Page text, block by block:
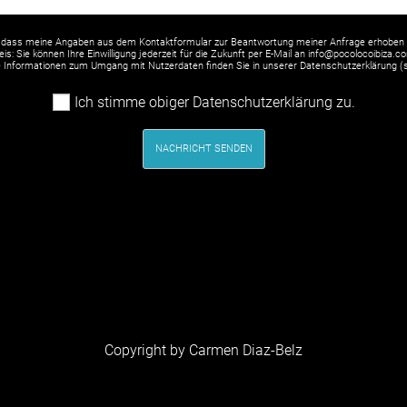
meine Angaben aus dem Kontaktformular zur Beantwortung meiner Anfrage
Sie können Ihre Einwilligung jederzeit für die Zukunft per E-Mail an
Informationen zum Umgang mit Nutzerdaten finden Sie in unserer Datenschutzerklärung
Ich stimme obiger Datenschutzerklärung zu.
NACHRICHT SENDEN
Copyright by Carmen Diaz-Belz